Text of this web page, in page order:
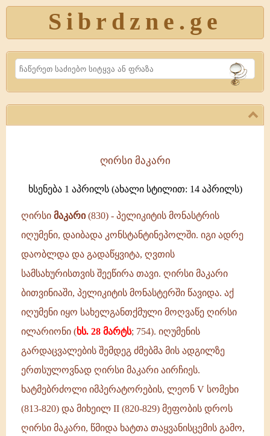
Sibrdzne.ge
Search
(830)
მონასტრის
იღუმენი,
დაიბადა
კონსტანტინეპოლში.
ადრე
დაობლდა
და
ღირსი მაკარი
ხსენება 1 აპრილს (ახალი სტილით: 14 აპრილს)
ღირსი მაკარი(830) - პელიკიტის მონასტრის
იღუმენი, დაიბადა კონსტანტინეპოლში. იგი ადრე
დაობლდა და გადაწყვიტა, ღვთის
სამსახურისთვის შეეწირა თავი. ღირსი მაკარი
ბითვინიაში, პელიკიტის მონასტერში წავიდა. აქ
იღუმენი იყო სახელგანთქმული მოღვაწე ღირსი
ილარიონი (ხს. 28 მარტს; 754). იღუმენის
გარდაცვალების შემდეგ ძმებმა მის ადგილზე
ერთსულოვნად ღირსი მაკარი აირჩიეს.
ხატმებრძოლი იმპერატორების, ლეონ V სომეხი
(813-820) და მიხეილ II (820-829) მეფობის დროს
ღირსი მაკარი, წმიდა ხატთა თაყვანისცემის გამო,